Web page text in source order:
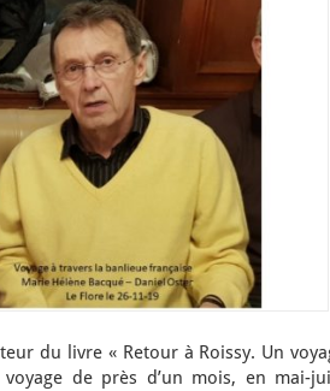
du livre « Retour à Roissy. Un
de près d’un mois, en mai-